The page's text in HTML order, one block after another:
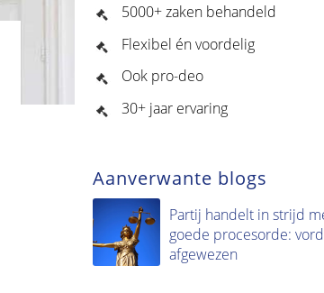
5000+ zaken behandeld
Flexibel én voordelig
Ook pro-deo
30+ jaar ervaring
Aanverwante blogs
Partij handelt in strijd
goede procesorde:
afgewezen